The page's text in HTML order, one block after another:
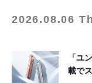
2026.08.06
「ユ
載で